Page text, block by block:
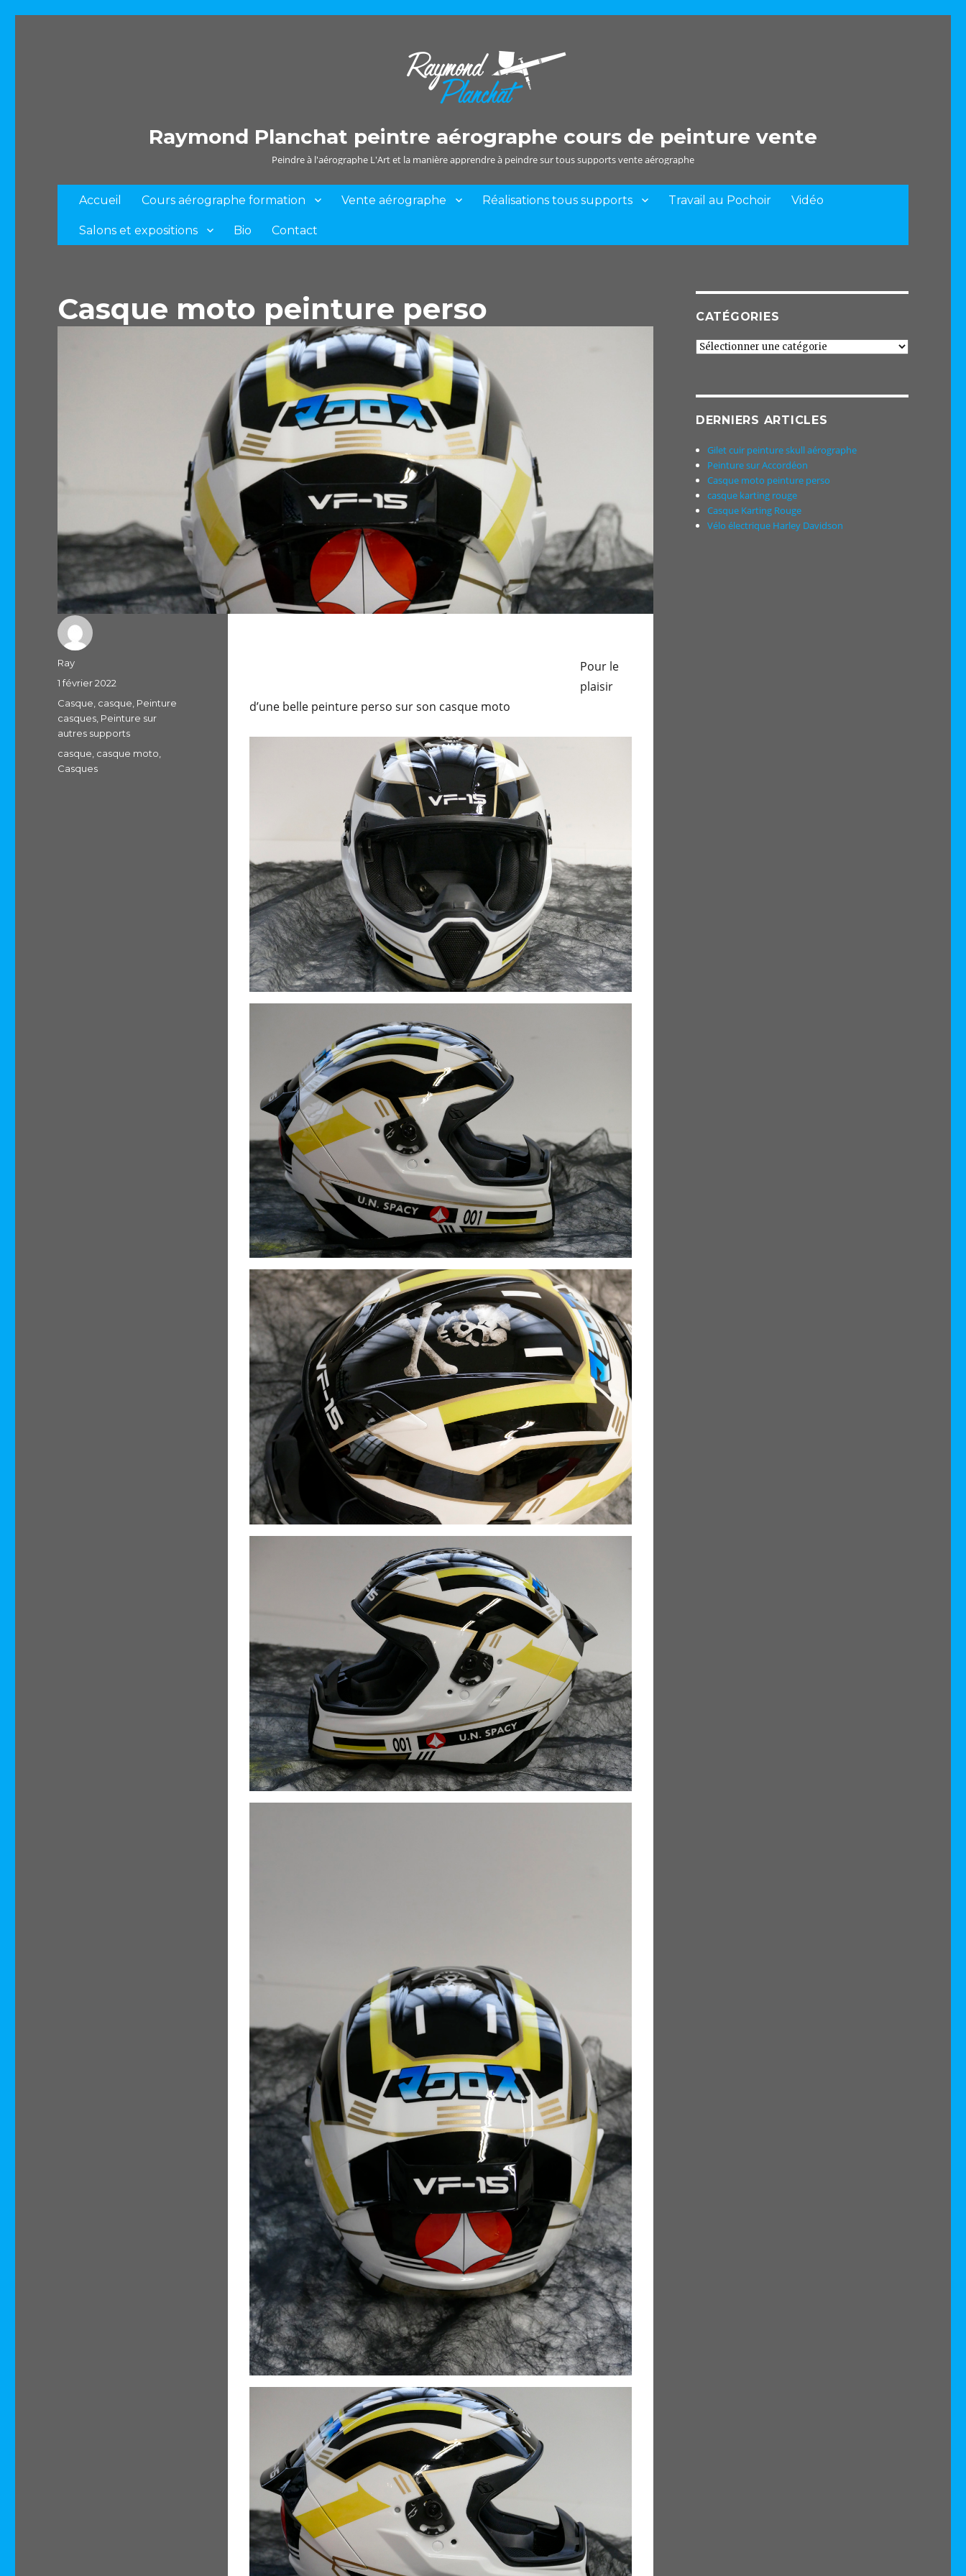
Raymond Planchat peintre aérographe cours de peinture vente
Peindre à l'aérographe L'Art et la manière apprendre à peindre sur tous supports vente aérographe
Accueil Cours aérographe formation Vente aérographe Réalisations tous supports Travail au Pochoir Vidéo
Salons et expositions Bio Contact
Casque moto peinture perso
Pour le
plaisir
d’une belle peinture perso sur son casque moto
Auteur
Ray
Publié
le
1 février 2022
Catégories
Casque casque Peinture
casques Peinture sur
autres supports
Étiquettes
casque casque moto
Casques
CATÉGORIES
Catégories
DERNIERS ARTICLES
Gilet cuir peinture skull aérographe
Peinture sur Accordéon
Casque moto peinture perso
casque karting rouge
Casque Karting Rouge
Vélo électrique Harley Davidson